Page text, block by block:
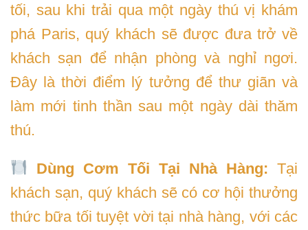
tối, sau khi trải qua một ngày thú vị khám
phá Paris, quý khách sẽ được đưa trở về
khách sạn để nhận phòng và nghỉ ngơi.
Đây là thời điểm lý tưởng để thư giãn và
làm mới tinh thần sau một ngày dài thăm
thú.
Dùng Cơm Tối Tại Nhà Hàng: Tại
khách sạn, quý khách sẽ có cơ hội thưởng
thức bữa tối tuyệt vời tại nhà hàng, với các